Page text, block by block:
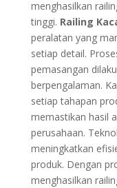
menghasilkan
tinggi. Railing
peralatan yang
setiap detail.
pemasangan
berpengalaman.
setiap tahapan
memastikan hasil
perusahaan.
meningkatkan
produk. Dengan
menghasilkan